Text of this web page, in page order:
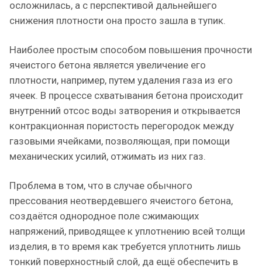
осложнилась, а с перспективой дальнейшего
снижения плотности она просто зашла в тупик.
Наиболее простым способом повышения прочности
ячеистого бетона является увеличение его
плотности, например, путем удаления газа из его
ячеек. В процессе схватывания бетона происходит
внутренний отсос воды затворения и открывается
контракционная пористость перегородок между
газовыми ячейками, позволяющая, при помощи
механических усилий, отжимать из них газ.
Проблема в том, что в случае обычного
прессования неотвердевшего ячеистого бетона,
создаётся однородное поле сжимающих
напряжений, приводящее к уплотнению всей толщи
изделия, в то время как требуется уплотнить лишь
тонкий поверхностный слой, да ещё обеспечить в